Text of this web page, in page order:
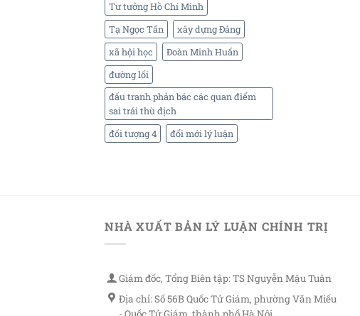
Tư tưởng Hồ Chí Minh
Tạ Ngọc Tấn
xây dựng Đảng
xã hội học
Đoàn Minh Huấn
đường lối
đấu tranh phản bác các quan điểm
sai trái thù địch
đối tượng 4
đổi mới lý luận
NHÀ XUẤT BẢN LÝ LUẬN CHÍNH TRỊ
Giám đốc, Tổng Biên tập: TS Nguyễn Mậu Tuân
Địa chỉ: Số 56B Quốc Tử Giám, phường Văn Miếu